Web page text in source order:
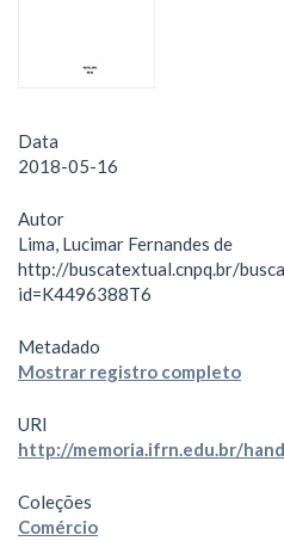
Data
2018-05-16
Autor
Lima, Lucimar Fernandes de
http://buscatextual.cnpq.br/
id=K4496388T6
Metadado
Mostrar registro completo
URI
http://memoria.ifrn.edu.br/
Coleções
Comércio